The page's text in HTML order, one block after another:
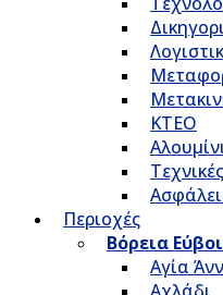
ΚΤΕΟ
Περιοχές
Βόρεια
Αγία